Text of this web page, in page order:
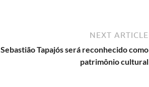
NEXT ARTICLE
Sebastião Tapajós será reconhecido como
patrimônio cultural